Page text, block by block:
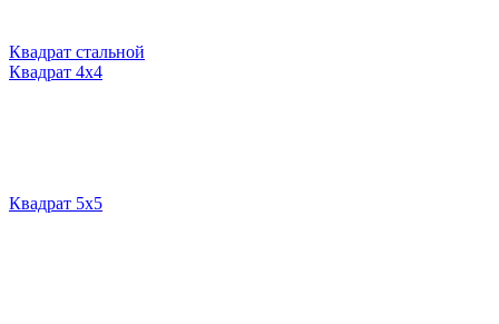
Квадрат стальной
Квадрат 4х4
Квадрат 5х5